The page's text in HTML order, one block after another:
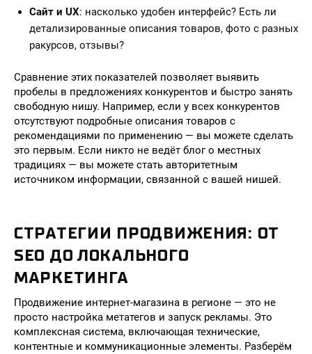
Сайт и UX: насколько удобен интерфейс? Есть ли
детализированные описания товаров, фото с разных
ракурсов, отзывы?
Сравнение этих показателей позволяет выявить
пробелы в предложениях конкурентов и быстро занять
свободную нишу. Например, если у всех конкурентов
отсутствуют подробные описания товаров с
рекомендациями по применению — вы можете сделать
это первым. Если никто не ведёт блог о местных
традициях — вы можете стать авторитетным
источником информации, связанной с вашей нишей.
СТРАТЕГИИ ПРОДВИЖЕНИЯ: ОТ
SEO ДО ЛОКАЛЬНОГО
МАРКЕТИНГА
Продвижение интернет-магазина в регионе — это не
просто настройка метатегов и запуск рекламы. Это
комплексная система, включающая технические,
контентные и коммуникационные элементы. Разберём